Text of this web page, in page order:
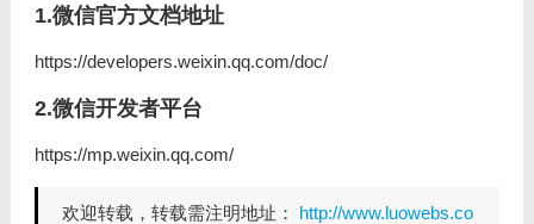
1.微信官方文档地址
https://developers.weixin.qq.com/doc/
2.微信开发者平台
https://mp.weixin.qq.com/
欢迎转载，转载需注明地址： http://www.luowebs.co